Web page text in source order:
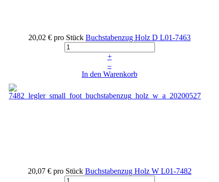
20,02 € pro Stück Buchstabenzug Holz D L01-7463
+
–
In den Warenkorb
20,07 € pro Stück Buchstabenzug Holz W L01-7482